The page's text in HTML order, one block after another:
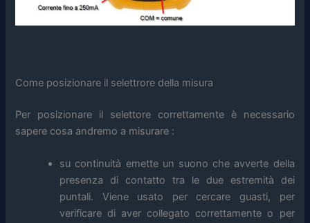
Come posizionare il selettrore della misura
Per posizionare il selettore correttamente è necessario
sapere cosa andremo a misurare :
su continuità emette un suono che avverte della
presenza di contatto tra le due estremità dei
puntali. Viene usato per cercare guasti, per
verificare di aver collegato correttamente o per